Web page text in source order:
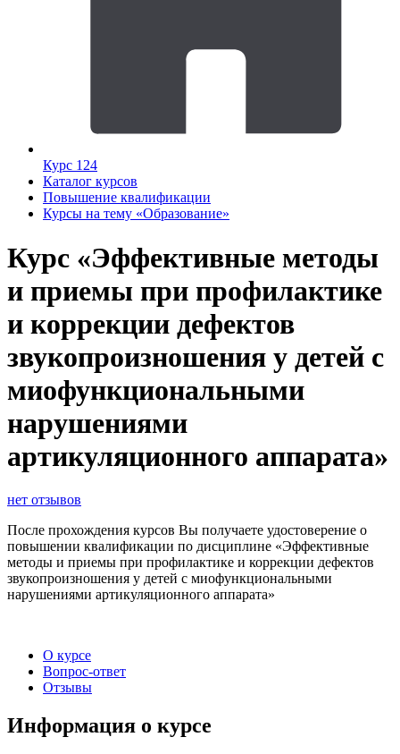
Курс 124
Каталог курсов
Повышение квалификации
Курсы на тему «Образование»
Курс «Эффективные методы
и приемы при профилактике
и коррекции дефектов
звукопроизношения у детей с
миофункциональными
нарушениями
артикуляционного аппарата»
нет отзывов
После прохождения курсов Вы получаете удостоверение о
повышении квалификации по дисциплине «Эффективные
методы и приемы при профилактике и коррекции дефектов
звукопроизношения у детей с миофункциональными
нарушениями артикуляционного аппарата»
О курсе
Вопрос-ответ
Отзывы
Информация о курсе